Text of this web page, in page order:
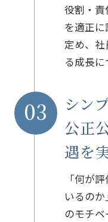
役割・
を適正
定め、 社
る成長に
03
シン
公正
遇を
「何が
いるのか
のモチ